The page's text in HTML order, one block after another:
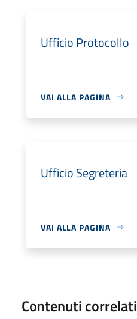
Ufficio Protocollo
VAI ALLA PAGINA
Ufficio Segreteria
VAI ALLA PAGINA
Contenuti correlati